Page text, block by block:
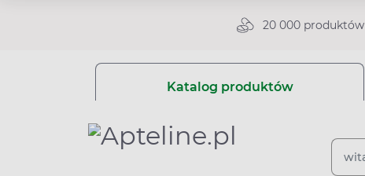
20 000 produktów
Katalog produktów